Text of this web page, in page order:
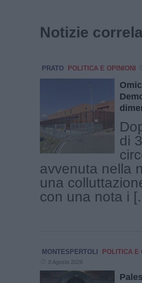
Notizie
PRATO POLITICA E OPINIONI
di
avvenuta nella
una
con una nota i
MONTESPERTOLI POLITICA E
8 Agosto 2026